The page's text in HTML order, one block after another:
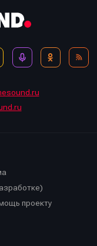
проекту